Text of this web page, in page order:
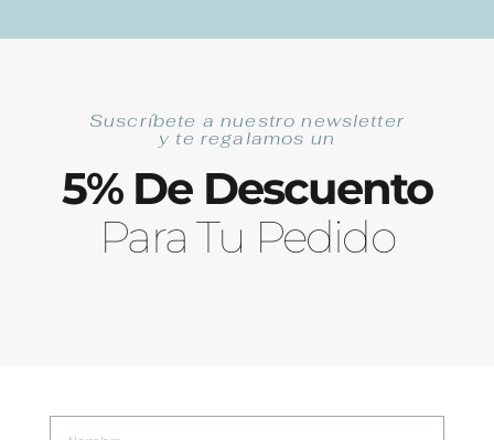
al
Buscar
0,00€
Suscríbete a nuestro newsletter
y te regalamos un
5% De Descuento
Para Tu Pedido